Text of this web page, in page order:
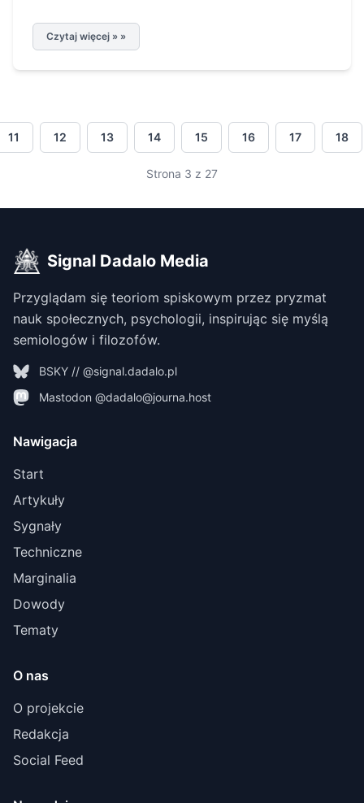
Czytaj więcej » »
11 12 13 14 15 16 17 18
Strona 3 z 27
Signal Dadalo Media
Przyglądam się teoriom spiskowym przez pryzmat
nauk społecznych, psychologii, inspirując się myślą
semiologów i filozofów.
BSKY // @signal.dadalo.pl
Mastodon @dadalo@journa.host
Nawigacja
Start
Artykuły
Sygnały
Techniczne
Marginalia
Dowody
Tematy
O nas
O projekcie
Redakcja
Social Feed